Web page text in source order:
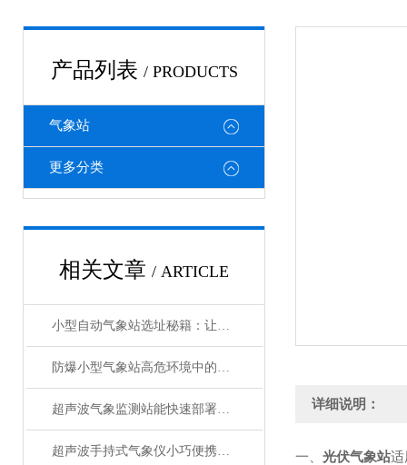
产品列表 / PRODUCTS
气象站
更多分类
相关文章 / ARTICLE
小型自动气象站选址秘籍：让数据精准“扎根”
防爆小型气象站高危环境中的安全气象守护者
超声波气象监测站能快速部署的智慧气象设备
超声波手持式气象仪小巧便携的“气象小能手”
详细说明：
一、 光伏气象站适